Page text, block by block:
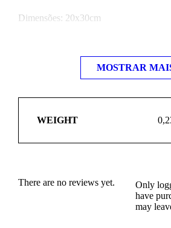
Dimensões: 20x30cm
MOSTRAR
WEIGHT
There are no reviews yet.
Only
have
may